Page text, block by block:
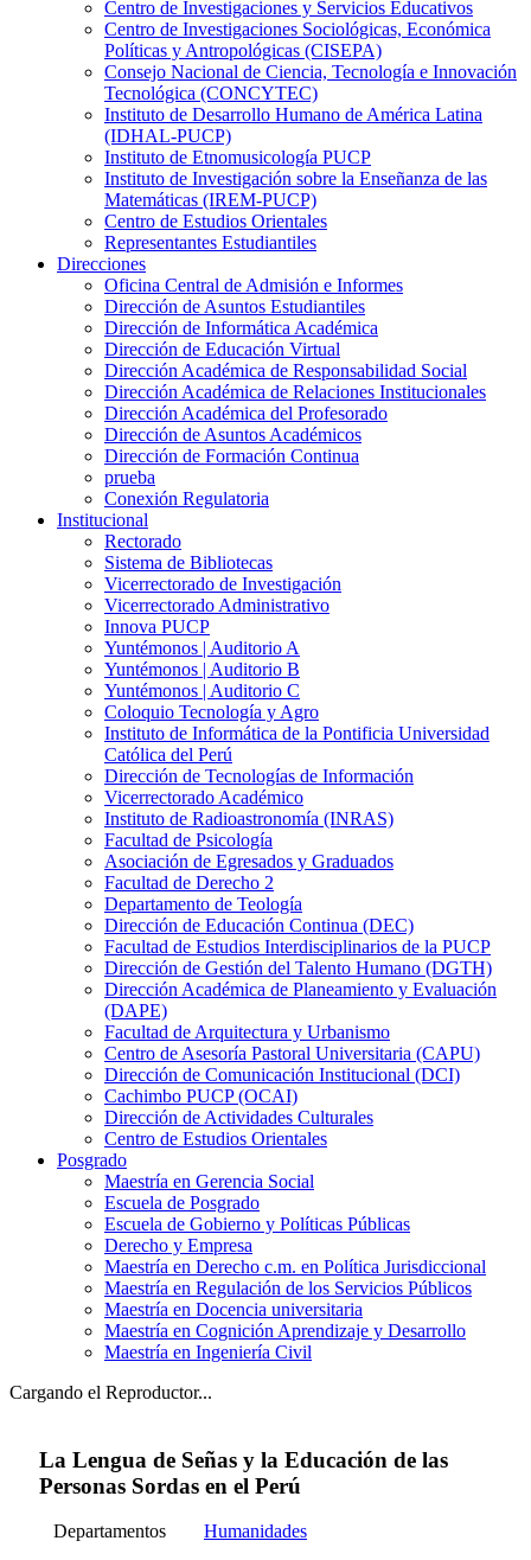
Centro de Investigaciones y Servicios Educativos
Centro de Investigaciones Sociológicas, Económica
Políticas y Antropológicas (CISEPA)
Consejo Nacional de Ciencia, Tecnología e Innovación
Tecnológica (CONCYTEC)
Instituto de Desarrollo Humano de América Latina
(IDHAL-PUCP)
Instituto de Etnomusicología PUCP
Instituto de Investigación sobre la Enseñanza de las
Matemáticas (IREM-PUCP)
Centro de Estudios Orientales
Representantes Estudiantiles
Direcciones
Oficina Central de Admisión e Informes
Dirección de Asuntos Estudiantiles
Dirección de Informática Académica
Dirección de Educación Virtual
Dirección Académica de Responsabilidad Social
Dirección Académica de Relaciones Institucionales
Dirección Académica del Profesorado
Dirección de Asuntos Académicos
Dirección de Formación Continua
prueba
Conexión Regulatoria
Institucional
Rectorado
Sistema de Bibliotecas
Vicerrectorado de Investigación
Vicerrectorado Administrativo
Innova PUCP
Yuntémonos | Auditorio A
Yuntémonos | Auditorio B
Yuntémonos | Auditorio C
Coloquio Tecnología y Agro
Instituto de Informática de la Pontificia Universidad
Católica del Perú
Dirección de Tecnologías de Información
Vicerrectorado Académico
Instituto de Radioastronomía (INRAS)
Facultad de Psicología
Asociación de Egresados y Graduados
Facultad de Derecho 2
Departamento de Teología
Dirección de Educación Continua (DEC)
Facultad de Estudios Interdisciplinarios de la PUCP
Dirección de Gestión del Talento Humano (DGTH)
Dirección Académica de Planeamiento y Evaluación
(DAPE)
Facultad de Arquitectura y Urbanismo
Centro de Asesoría Pastoral Universitaria (CAPU)
Dirección de Comunicación Institucional (DCI)
Cachimbo PUCP (OCAI)
Dirección de Actividades Culturales
Centro de Estudios Orientales
Posgrado
Maestría en Gerencia Social
Escuela de Posgrado
Escuela de Gobierno y Políticas Públicas
Derecho y Empresa
Maestría en Derecho c.m. en Política Jurisdiccional
Maestría en Regulación de los Servicios Públicos
Maestría en Docencia universitaria
Maestría en Cognición Aprendizaje y Desarrollo
Maestría en Ingeniería Civil
Cargando el Reproductor...
La Lengua de Señas y la Educación de las
Personas Sordas en el Perú
Departamentos
Humanidades